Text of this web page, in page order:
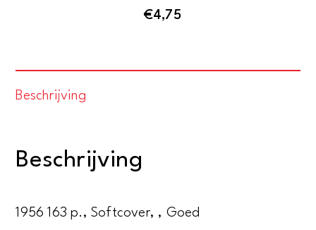
€4,75
Beschrijving
Beschrijving
1956 163 p., Softcover, , Goed